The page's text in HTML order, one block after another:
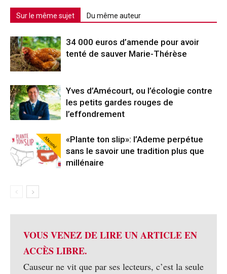
Sur le même sujet Du même auteur
34 000 euros d’amende pour avoir
tenté de sauver Marie-Thérèse
Yves d’Amécourt, ou l’écologie contre
les petits gardes rouges de
l’effondrement
Abonné
«Plante ton slip»: l’Ademe perpétue
sans le savoir une tradition plus que
millénaire
VOUS VENEZ DE LIRE UN ARTICLE EN
ACCÈS LIBRE.
Causeur ne vit que par ses lecteurs, c’est la seule